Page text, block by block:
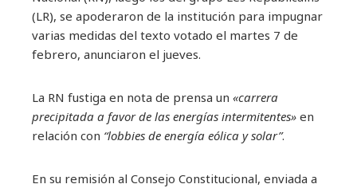
(LR), se apoderaron de la institución para impugnar
varias medidas del texto votado el martes 7 de
febrero, anunciaron el jueves.
La RN fustiga en nota de prensa un «carrera
precipitada a favor de las energías intermitentes» en
relación con “lobbies de energía eólica y solar”.
En su remisión al Consejo Constitucional, enviada a